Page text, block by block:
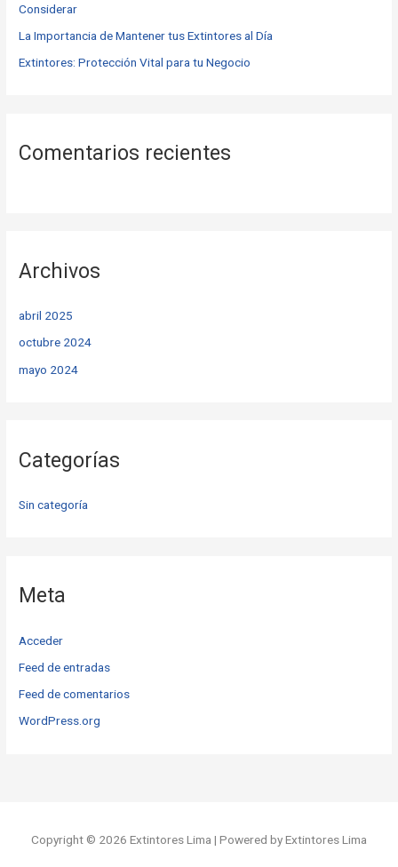
:Considerar
La Importancia de Mantener tus Extintores al Día
Extintores: Protección Vital para tu Negocio
Comentarios recientes
Archivos
abril 2025
octubre 2024
mayo 2024
Categorías
Sin categoría
Meta
Acceder
Feed de entradas
Feed de comentarios
WordPress.org
Copyright © 2026 Extintores Lima | Powered by Extintores Lima